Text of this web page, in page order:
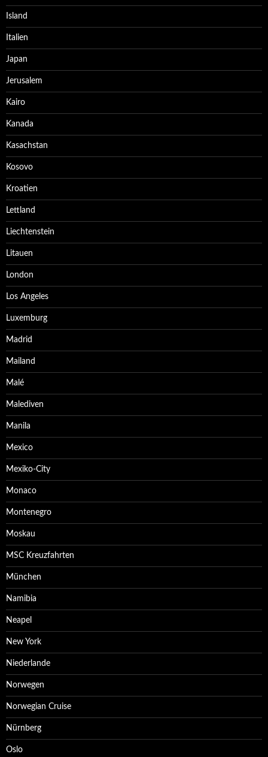
Island
Italien
Japan
Jerusalem
Kairo
Kanada
Kasachstan
Kosovo
Kroatien
Lettland
Liechtenstein
Litauen
London
Los Angeles
Luxemburg
Madrid
Mailand
Malé
Malediven
Manila
Mexico
Mexiko-City
Monaco
Montenegro
Moskau
MSC Kreuzfahrten
München
Namibia
Neapel
New York
Niederlande
Norwegen
Norwegian Cruise
Nürnberg
Oslo